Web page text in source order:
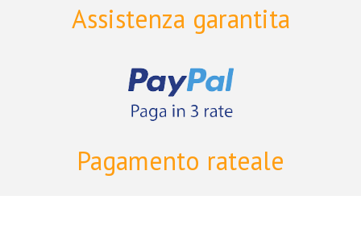
Assistenza garantita
Pagamento rateale